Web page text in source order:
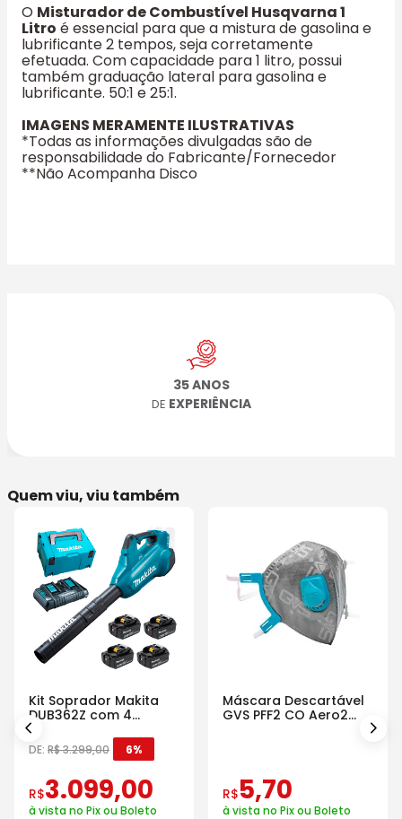
O Misturador de Combustível Husqvarna 1
Litro é essencial para que a mistura de gasolina e
lubrificante 2 tempos, seja corretamente
efetuada. Com capacidade para 1 litro, possui
também graduação lateral para gasolina e
lubrificante. 50:1 e 25:1.
IMAGENS MERAMENTE ILUSTRATIVAS
*Todas as informações divulgadas são de
responsabilidade do Fabricante/Fornecedor
**Não Acompanha Disco
35 ANOS
DE EXPERIÊNCIA
Quem viu, viu também
Kit Soprador Makita
DUB362Z com 4
Baterias Carregador e
Maleta
DE: R$3.299,00 6%
R$3.099,00
à vista no Pix ou Boleto
Máscara Descartável
GVS PFF2 CO Aero2
R$5,70
à vista no Pix ou Boleto